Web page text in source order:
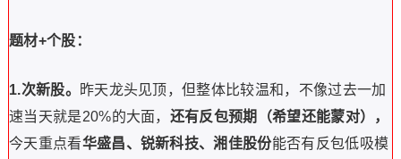
题材+个股：
1.次新股。
昨天龙头见顶，但整体比较温和，不像过去一加
速当天就是20%的大面， 还有反包预期（希望还能蒙对），
今天重点看华盛昌、锐新科技、湘佳股份能否有反包低吸模